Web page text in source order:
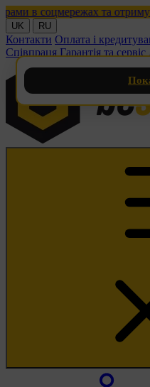
соцмережах та отримуйте
UK RU
Контакти Оплата і
Співпраця Гарантія та сервіс